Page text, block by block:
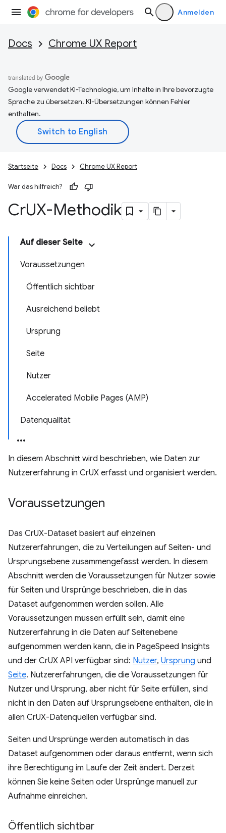
Anmelden
Docs Chrome UX Report
Google verwendet KI-Technologie, um Inhalte in Ihre bevorzugte
Sprache zu übersetzen. KI-Übersetzungen können Fehler
enthalten.
Startseite Docs Chrome UX Report
War das hilfreich?
CrUX-Methodik
Auf dieser Seite
Voraussetzungen
Öffentlich sichtbar
Ausreichend beliebt
Ursprung
Seite
Nutzer
Accelerated Mobile Pages (AMP)
Datenqualität
In diesem Abschnitt wird beschrieben, wie Daten zur
Nutzererfahrung in CrUX erfasst und organisiert werden.
Voraussetzungen
Das CrUX-Dataset basiert auf einzelnen
Nutzererfahrungen, die zu Verteilungen auf Seiten- und
Ursprungsebene zusammengefasst werden. In diesem
Abschnitt werden die Voraussetzungen für Nutzer sowie
für Seiten und Ursprünge beschrieben, die in das
Dataset aufgenommen werden sollen. Alle
Voraussetzungen müssen erfüllt sein, damit eine
Nutzererfahrung in die Daten auf Seitenebene
aufgenommen werden kann, die in PageSpeed Insights
und der CrUX API verfügbar sind: Nutzer, Ursprung und
Seite. Nutzererfahrungen, die die Voraussetzungen für
Nutzer und Ursprung, aber nicht für Seite erfüllen, sind
nicht in den Daten auf Ursprungsebene enthalten, die in
allen CrUX-Datenquellen verfügbar sind.
Seiten und Ursprünge werden automatisch in das
Dataset aufgenommen oder daraus entfernt, wenn sich
ihre Berechtigung im Laufe der Zeit ändert. Derzeit
können Sie keine Seiten oder Ursprünge manuell zur
Aufnahme einreichen.
Öffentlich sichtbar